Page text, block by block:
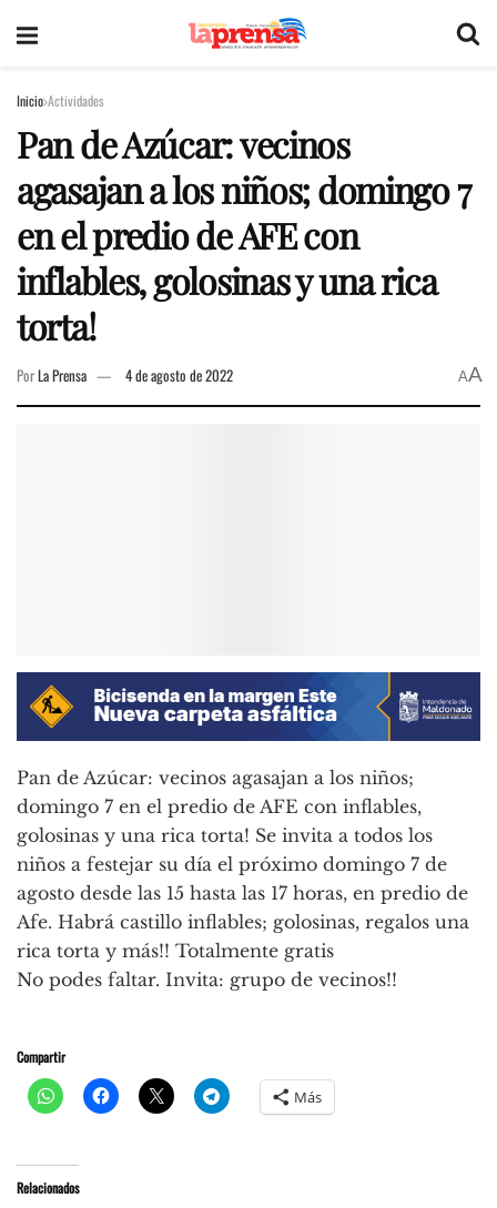
Inicio Actividades
Pan de Azúcar: vecinos
agasajan a los niños; domingo 7
en el predio de AFE con
inflables, golosinas y una rica
torta!
PorLa Prensa 4 de agosto de 2022 AA
Pan de Azúcar: vecinos agasajan a los niños;
domingo 7 en el predio de AFE con inflables,
golosinas y una rica torta! Se invita a todos los
niños a festejar su día el próximo domingo 7 de
agosto desde las 15 hasta las 17 horas, en predio de
Afe. Habrá castillo inflables; golosinas, regalos una
rica torta y más!! Totalmente gratis
No podes faltar. Invita: grupo de vecinos!!
Compartir
Más
Relacionados